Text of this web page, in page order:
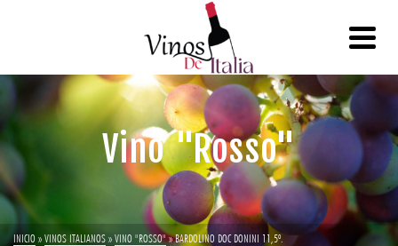
Vino "Rosso"
INICIO »VINOS ITALIANOS»VINO "ROSSO"»BARDOLINO DOC DONINI 11,5º.